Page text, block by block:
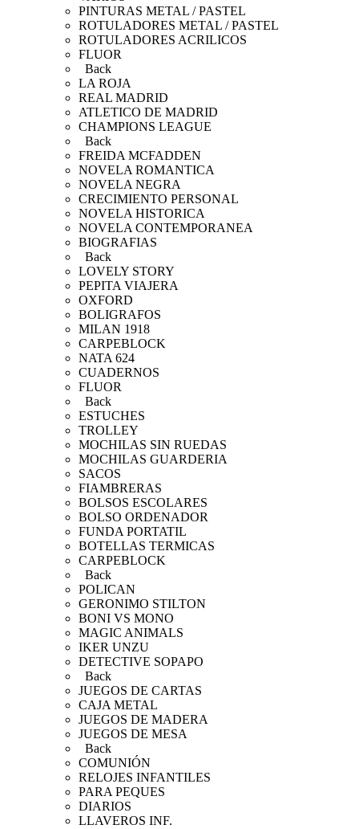
PINTURAS METAL / PASTEL
ROTULADORES METAL / PASTEL
ROTULADORES ACRILICOS
FLUOR
Back
LA ROJA
REAL MADRID
ATLETICO DE MADRID
CHAMPIONS LEAGUE
Back
FREIDA MCFADDEN
NOVELA ROMANTICA
NOVELA NEGRA
CRECIMIENTO PERSONAL
NOVELA HISTORICA
NOVELA CONTEMPORANEA
BIOGRAFIAS
Back
LOVELY STORY
PEPITA VIAJERA
OXFORD
BOLIGRAFOS
MILAN 1918
CARPEBLOCK
NATA 624
CUADERNOS
FLUOR
Back
ESTUCHES
TROLLEY
MOCHILAS SIN RUEDAS
MOCHILAS GUARDERIA
SACOS
FIAMBRERAS
BOLSOS ESCOLARES
BOLSO ORDENADOR
FUNDA PORTATIL
BOTELLAS TERMICAS
CARPEBLOCK
Back
POLICAN
GERONIMO STILTON
BONI VS MONO
MAGIC ANIMALS
IKER UNZU
DETECTIVE SOPAPO
Back
JUEGOS DE CARTAS
CAJA METAL
JUEGOS DE MADERA
JUEGOS DE MESA
Back
COMUNIÓN
RELOJES INFANTILES
PARA PEQUES
DIARIOS
LLAVEROS INF.